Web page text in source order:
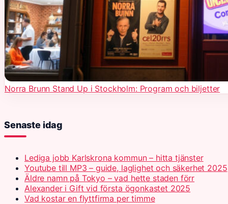
Norra Brunn Stand Up i Stockholm: Program och biljetter
Senaste idag
Lediga jobb Karlskrona kommun – hitta tjänster
Youtube till MP3 – guide, laglighet och säkerhet 2025
Äldre namn på Tokyo – vad hette staden förr
Alexander i Gift vid första ögonkastet 2025
Vad kostar en flyttfirma per timme